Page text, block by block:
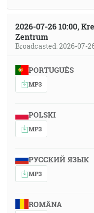
2026-07-26 10:00,
Zentrum
Broadcasted: 2026-07-
PORTUGUÊS
MP3
POLSKI
MP3
РУССКИЙ ЯЗЫК
MP3
ROMÂNA